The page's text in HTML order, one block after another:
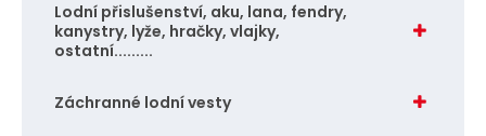
Lodní přislušenství, aku, lana, fendry,
kanystry, lyže, hračky, vlajky,
ostatní.........
Záchranné lodní vesty